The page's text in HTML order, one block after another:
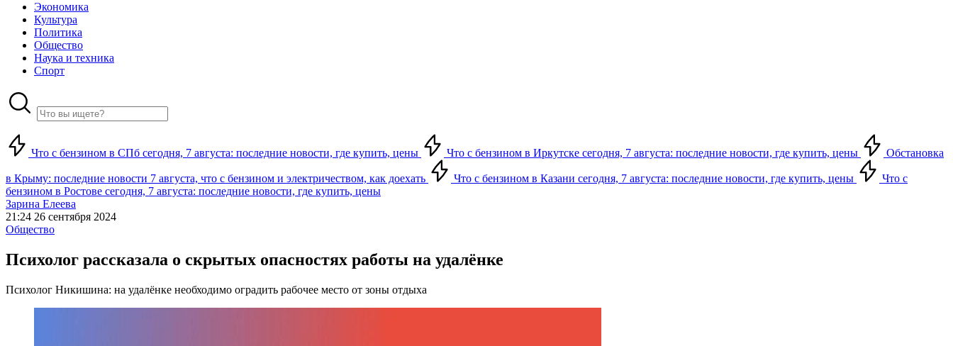
Экономика
Культура
Политика
Общество
Наука и техника
Спорт
Что с бензином в СПб сегодня, 7 августа: последние новости, где купить, цены Что с бензином в Иркутске сегодня, 7 августа: последние новости, где купить, цены Обстановка
в Крыму: последние новости 7 августа, что с бензином и электричеством, как доехать Что с бензином в Казани сегодня, 7 августа: последние новости, где купить, цены
Что с
бензином в Ростове сегодня, 7 августа: последние новости, где купить, цены
Зарина Елеева
21:24 26 сентября 2024
Общество
Психолог рассказала о скрытых опасностях работы на удалёнке
Психолог Никишина: на удалёнке необходимо оградить рабочее место от зоны отдыха